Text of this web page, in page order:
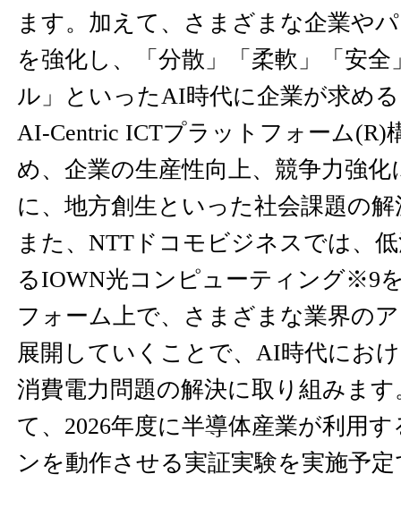
ます。加えて、さまざまな企業や
を強化し、「分散」「柔軟」「安
ル」といったAI時代に企業が求め
AI-Centric ICTプラットフォーム
め、企業の生産性向上、競争力強
に、地方創生といった社会課題の
また、NTTドコモビジネスでは、
るIOWN光コンピューティング※9
フォーム上で、さまざまな業界の
展開していくことで、AI時代にお
消費電力問題の解決に取り組みま
て、2026年度に半導体産業が利用
ンを動作させる実証実験を実施予